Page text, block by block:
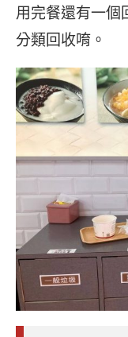
用完餐還有一個
分類回收唷。